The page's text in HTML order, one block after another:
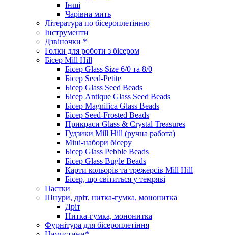
Інші
Чарівна мить
Література по бісероплетінню
Інструменти
Дзвіночки *
Голки для роботи з бісером
Бісер Mill Hill
Бісер Glass Size 6/0 та 8/0
Бісер Seed-Petite
Бісер Glass Seed Beads
Бісер Antique Glass Seed Beads
Бісер Magnifica Glass Beads
Бісер Seed-Frosted Beads
Прикраси Glass & Crystal Treasures
Гудзики Mill Hill (ручна работа)
Міні-набори бісеру
Бісер Glass Pebble Beads
Бісер Glass Bugle Beads
Карти кольорів та трежерсів Mill Hill
Бісер, що світиться у темряві
Паєтки
Шнури, дріт, нитка-гумка, мононитка
Дріт
Нитка-гумка, мононитка
Фурнітура для бісероплетіння